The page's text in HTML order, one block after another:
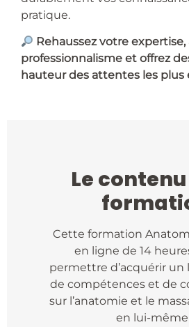
pratique.
Rehaussez votre
professionnalisme et offrez
hauteur des attentes les plus
Le
Cette formation
en ligne de 14
permettre d’acquérir un
de compétences et de
sur l’anatomie et le
en lui-même